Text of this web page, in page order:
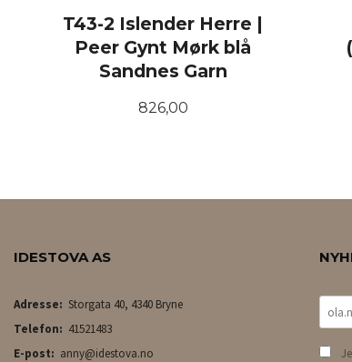
T43-2 Islender Herre |
Peer Gynt Mørk blå
Sandnes Garn
Pris
826,00
IDESTOVA AS
Adresse: Storgata 40, 4340 Bryne
Telefon: 41521483
E-post: anny@idestova.no